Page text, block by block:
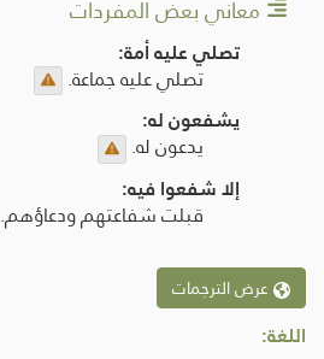
معاني بعض المفردات
تصلي عليه أمة:
تصلي عليه جماعة.
يشفعون له:
يدعون له.
إلا شفعوا فيه:
قبلت شفاعتهم ودعاؤهم.
عرض الترجمات
اللغة: